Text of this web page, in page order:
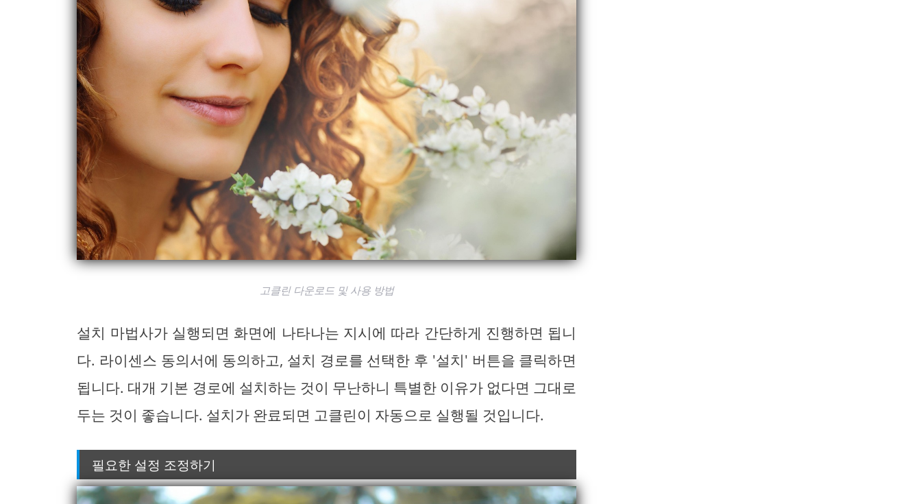
고클린 다운로드 및 사용 방법
설치 마법사가 실행되면 화면에 나타나는 지시에 따라 간단하게 진행하면 됩니
다. 라이센스 동의서에 동의하고, 설치 경로를 선택한 후 '설치' 버튼을 클릭하면
됩니다. 대개 기본 경로에 설치하는 것이 무난하니 특별한 이유가 없다면 그대로
두는 것이 좋습니다. 설치가 완료되면 고클린이 자동으로 실행될 것입니다.
필요한 설정 조정하기